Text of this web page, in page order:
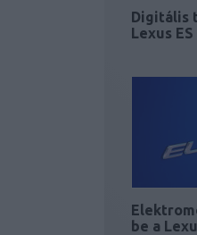
Digitális
Lexus
be a